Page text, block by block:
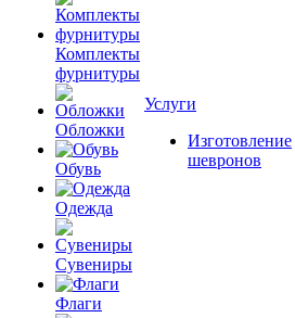
Комплекты
фурнитуры
Обложки
Обувь
Одежда
Сувениры
Флаги
Услуги
Изготовление
шевронов